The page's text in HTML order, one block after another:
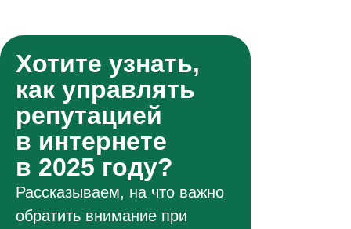
Хотите узнать,
как управлять
репутацией
в интернете
в 2025 году?
Рассказываем, на что важно
обратить внимание при